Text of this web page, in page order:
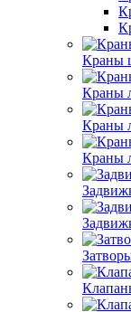
Краны
Краны
Краны
Краны